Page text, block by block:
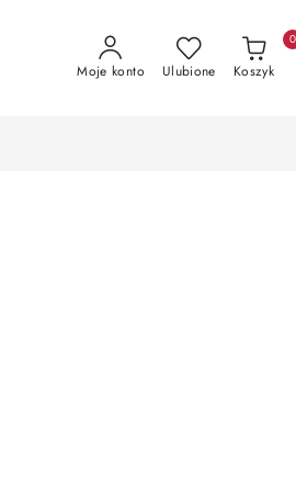
Moje konto Ulubione Koszyk
0